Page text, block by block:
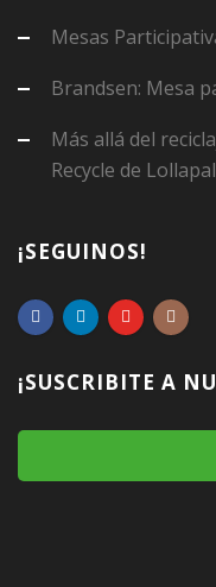
Mesas
Brandsen: Mesa
Más allá del
Recycle de
¡SEGUINOS!
¡SUSCRIBITE A